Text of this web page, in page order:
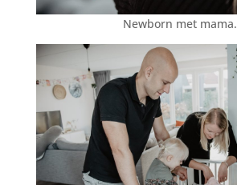
Newborn met mama.